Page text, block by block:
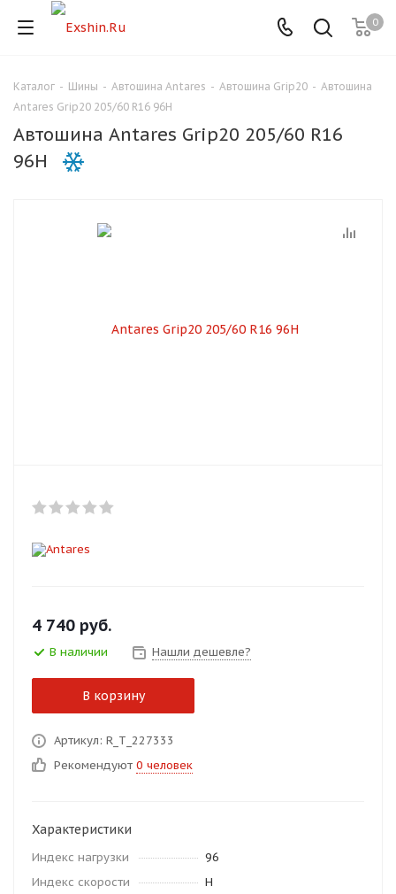
0
Каталог - Шины - Автошина Antares - Автошина Grip20 - Автошина
Antares Grip20 205/60 R16 96H
Автошина Antares Grip20 205/60 R16
96H
4 740 руб.
В наличии Нашли дешевле?
В корзину
Артикул: R_T_227333
Рекомендуют 0 человек
Характеристики
Индекс нагрузки
96
Индекс скорости
H
Для клиентов всех банков
Разбейте
оплату
Оплачивайте сегодня только
Оставшиеся 75% будут
списыватьсяс вашей карты
25%каждые 2 недели